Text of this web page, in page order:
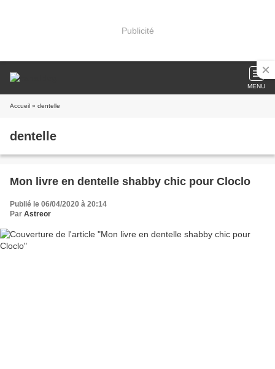
Publicité
MENU
Accueil » dentelle
dentelle
Mon livre en dentelle shabby chic pour Cloclo
Publié le 06/04/2020 à 20:14
Par Astreor